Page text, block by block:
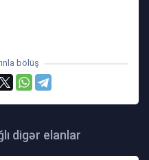
bölüş
digər elanlar